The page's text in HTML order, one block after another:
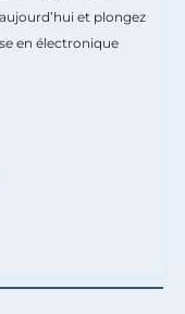
et plongez
en électronique